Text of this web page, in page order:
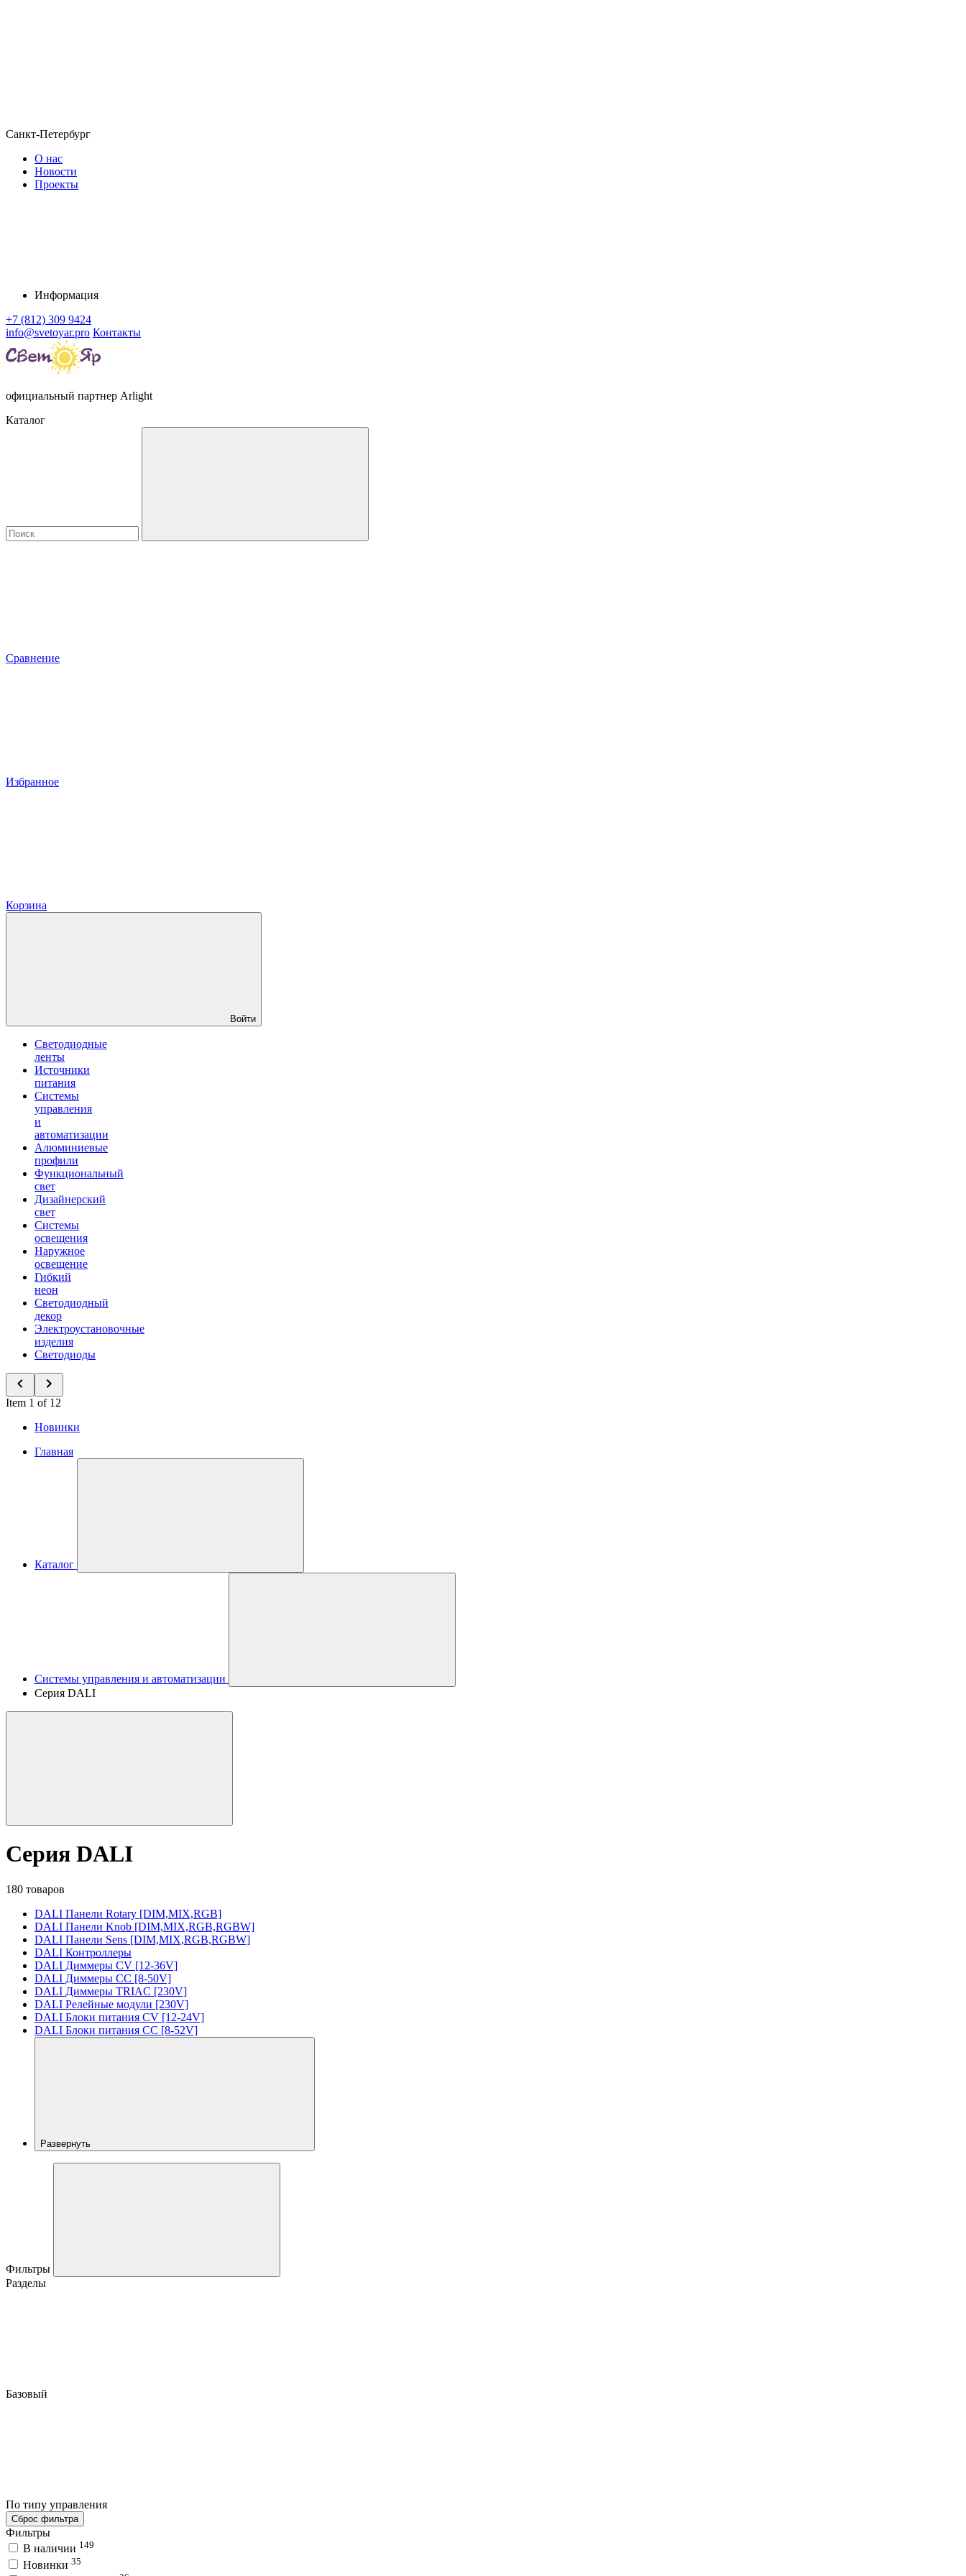
Санкт-Петербург
О нас
Новости
Проекты
Информация
+7 (812) 309 9424
info@svetoyar.pro Контакты
официальный партнер Arlight
Каталог
Сравнение
Избранное
Корзина
Войти
Светодиодные
ленты
Источники
питания
Системы
управления
и
автоматизации
Алюминиевые
профили
Функциональный
свет
Дизайнерский
свет
Системы
освещения
Наружное
освещение
Гибкий
неон
Светодиодный
декор
Электроустановочные
изделия
Светодиоды
Item 1 of 12
Новинки
Главная
Каталог
Системы управления и автоматизации
Серия DALI
Серия DALI
180 товаров
DALI Панели Rotary [DIM,MIX,RGB]
DALI Панели Knob [DIM,MIX,RGB,RGBW]
DALI Панели Sens [DIM,MIX,RGB,RGBW]
DALI Контроллеры
DALI Диммеры CV [12-36V]
DALI Диммеры CC [8-50V]
DALI Диммеры TRIAC [230V]
DALI Релейные модули [230V]
DALI Блоки питания CV [12-24V]
DALI Блоки питания CC [8-52V]
Развернуть
Фильтры
Разделы
Базовый
По типу управления
Сброс фильтра
Фильтры
В наличии 149
Новинки 35